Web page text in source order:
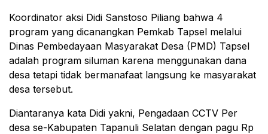
Koordinator aksi Didi Sanstoso Piliang bahwa 4
program yang dicanangkan Pemkab Tapsel melalui
Dinas Pembedayaan Masyarakat Desa (PMD) Tapsel
adalah program siluman karena menggunakan dana
desa tetapi tidak bermanafaat langsung ke masyarakat
desa tersebut.
Diantaranya kata Didi yakni, Pengadaan CCTV Per
desa se-Kabupaten Tapanuli Selatan dengan pagu Rp